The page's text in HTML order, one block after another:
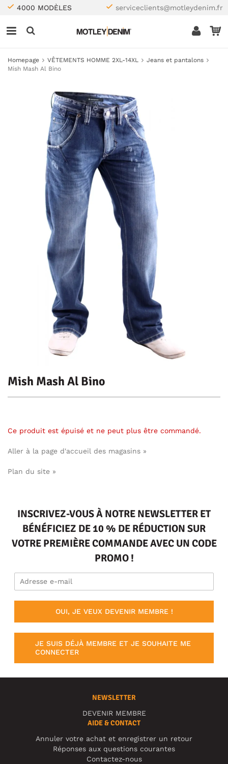
4000 MODÈLES serviceclients@motleydenim.fr
Homepage VÊTEMENTS HOMME 2XL-14XL
Jeans et pantalons
Mish Mash Al Bino
Mish Mash Al Bino
Ce produit est épuisé et ne peut plus être commandé.
Aller à la page d'accueil des magasins »
Plan du site »
INSCRIVEZ-VOUS À NOTRE NEWSLETTER ET
BÉNÉFICIEZ DE 10 % DE RÉDUCTION SUR
VOTRE PREMIÈRE COMMANDE AVEC UN CODE
PROMO !
OUI, JE VEUX DEVENIR MEMBRE !
JE SUIS DÉJÀ MEMBRE ET JE SOUHAITE ME
CONNECTER
NEWSLETTER
DEVENIR MEMBRE
AIDE & CONTACT
Annuler votre achat et enregistrer un retour
Réponses aux questions courantes
Contactez-nous